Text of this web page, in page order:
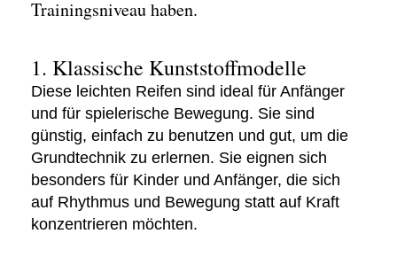
Trainingsniveau haben.
1. Klassische Kunststoffmodelle
Diese leichten Reifen sind ideal für Anfänger
und für spielerische Bewegung. Sie sind
günstig, einfach zu benutzen und gut, um die
Grundtechnik zu erlernen. Sie eignen sich
besonders für Kinder und Anfänger, die sich
auf Rhythmus und Bewegung statt auf Kraft
konzentrieren möchten.